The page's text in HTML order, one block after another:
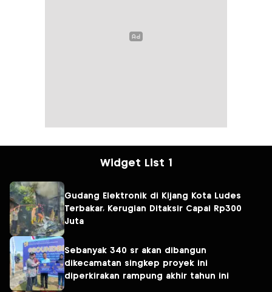
Widget List 1
Gudang Elektronik di Kijang Kota Ludes
Terbakar, Kerugian Ditaksir Capai Rp300
Juta
Sebanyak 340 sr akan dibangun
dikecamatan singkep proyek ini
diperkirakan rampung akhir tahun ini